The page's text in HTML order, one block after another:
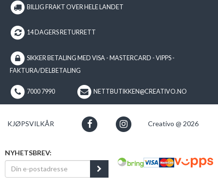
BILLIG FRAKT OVER HELE LANDET
14 DAGERS RETURRETT
SIKKER BETALING MED VISA - MASTERCARD - VIPPS -
FAKTURA/DELBETALING
7000 7990 NETTBUTIKKEN@CREATIVO.NO
KJØPSVILKÅR Creativo @ 2026
NYHETSBREV: